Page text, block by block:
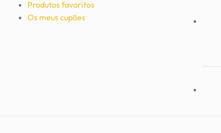
Produtos favoritos
Os meus cupões